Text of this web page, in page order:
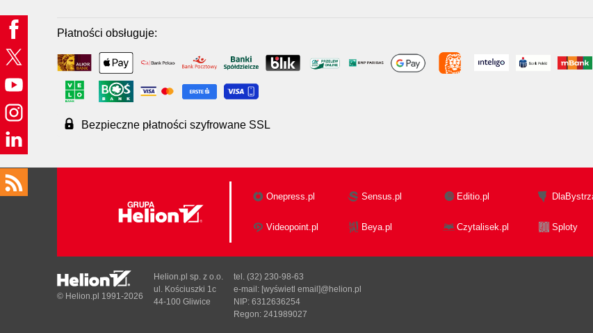
Płatności obsługuje:
Bezpieczne płatności szyfrowane SSL
Onepress.pl Sensus.pl Editio.pl
Videopoint.pl Beya.pl Czytalisek.pl Sploty
© Helion.pl 1991-2026
Helion.pl sp. z o.o.
ul. Kościuszki 1c
44-100 Gliwice
tel. (32) 230-98-63
e-mail: [wyświetl email]@helion.pl
NIP: 6312636254
Regon: 241989027